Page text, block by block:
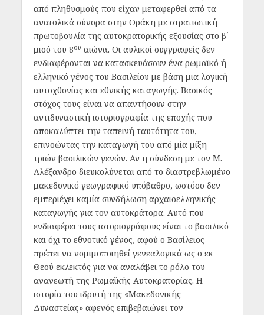
από πληθυσμούς που είχαν μεταφερθεί από τα
ανατολικά σύνορα στην Θράκη με στρατιωτική
πρωτοβουλία της αυτοκρατορικής εξουσίας στο β΄
μισό του 8ου αιώνα. Οι αυλικοί συγγραφείς δεν
ενδιαφέρονται να κατασκευάσουν ένα ρωμαϊκό ή
ελληνικό γένος του Βασιλείου με βάση μια λογική
αυτοχθονίας και εθνικής καταγωγής. Βασικός
στόχος τους είναι να απαντήσουν στην
αντιδυναστική ιστοριογραφία της εποχής που
αποκαλύπτει την ταπεινή ταυτότητα του,
επινοώντας την καταγωγή του από μία μίξη
τριών βασιλικών γενών. Αν η σύνδεση με τον Μ.
Αλέξανδρο διευκολύνεται από το διαστρεβλωμένο
μακεδονικό γεωγραφικό υπόβαθρο, ωστόσο δεν
εμπεριέχει καμία συνδήλωση αρχαιοελληνικής
καταγωγής για τον αυτοκράτορα. Αυτό που
ενδιαφέρει τους ιστοριογράφους είναι το βασιλικό
και όχι το εθνοτικό γένος, αφού ο Βασίλειος
πρέπει να νομιμοποιηθεί γενεαλογικά ως ο εκ
Θεού εκλεκτός για να αναλάβει το ρόλο του
ανανεωτή της Ρωμαϊκής Αυτοκρατορίας. Η
ιστορία του ιδρυτή της «Μακεδονικής
Δυναστείας» αφενός επιβεβαιώνει τον